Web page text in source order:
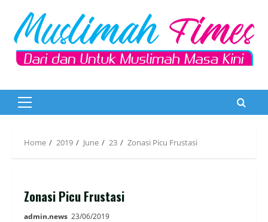
content
Primary
Home 2019 June 23 Zonasi Picu Frustasi
Zonasi Picu Frustasi
admin.news 23/06/2019